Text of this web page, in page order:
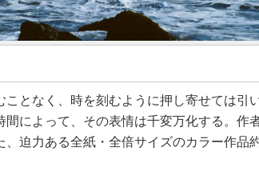
ことなく、時を刻むように押し寄せては引
間によって、その表情は千変万化する。作
、迫力ある全紙・全倍サイズのカラー作品